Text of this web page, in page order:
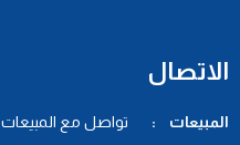
الاتصال
المبيعات : تواصل مع المبيعات